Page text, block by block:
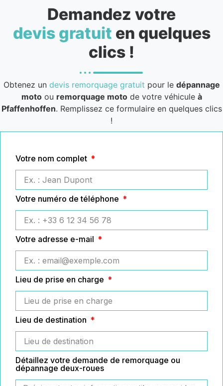
Demandez votre
devis gratuit en quelques
clics !
Obtenez un devis remorquage gratuit pour le dépannage
motoou remorquage motode votre véhicule à
Pfaffenhoffen. Remplissez ce formulaire en quelques clics
!
Votre nom complet
Votre numéro de téléphone
Votre adresse e-mail
Lieu de prise en charge
Lieu de destination
Détaillez votre demande de remorquage ou
dépannage deux-roues